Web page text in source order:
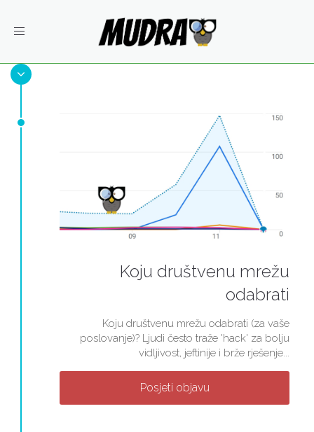
Toggle
Koju društvenu mrežu
odabrati
Koju društvenu mrežu odabrati (za vaše
poslovanje)? Ljudi često traže 'hack' za bolju
vidljivost, jeftinije i brže rješenje...
Posjeti objavu